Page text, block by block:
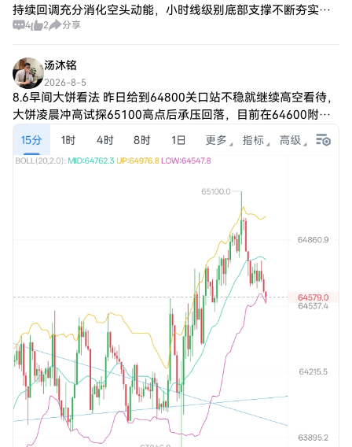
持续回调充分消化空头动能，小时线级别底部支撑不断夯实，
盘口资金持续低位吸筹，16.25属于多重周期共振支撑区域，多
4 2 分享
汤沐铭
2026-8-5
8.6早间大饼看法 昨日给到64800关口站不稳就继续高空看待，
大饼凌晨冲高试探65100高点后承压回落，目前在64600附近
震荡，64800压力没能站稳，多头后劲彻底不足。 思路不变，
依旧反弹顺势做